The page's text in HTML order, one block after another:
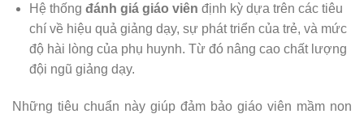
Hệ thống đánh giá giáo viên định kỳ dựa trên các tiêu
chí về hiệu quả giảng dạy, sự phát triển của trẻ, và mức
độ hài lòng của phụ huynh. Từ đó nâng cao chất lượng
đội ngũ giảng dạy.
Những tiêu chuẩn này giúp đảm bảo giáo viên mầm non